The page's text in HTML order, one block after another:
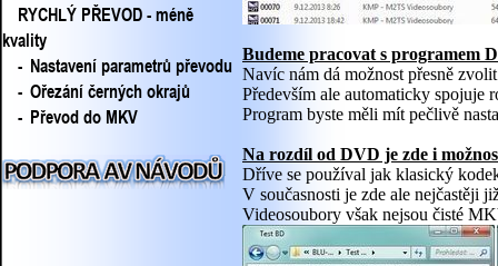
RYCHLÝ PŘEVOD - méně
kvality
- Nastavení parametrů převodu
- Ořezání černých okrajů
- Převod do MKV
Budeme pracovat s programem
Navíc nám dá možnost přesně
Především ale automaticky spojuje
Program byste měli mít pečlivě
Na rozdíl od DVD je zde i
Dříve se používal jak klasický
V současnosti je zde ale
Videosoubory však nejsou čisté